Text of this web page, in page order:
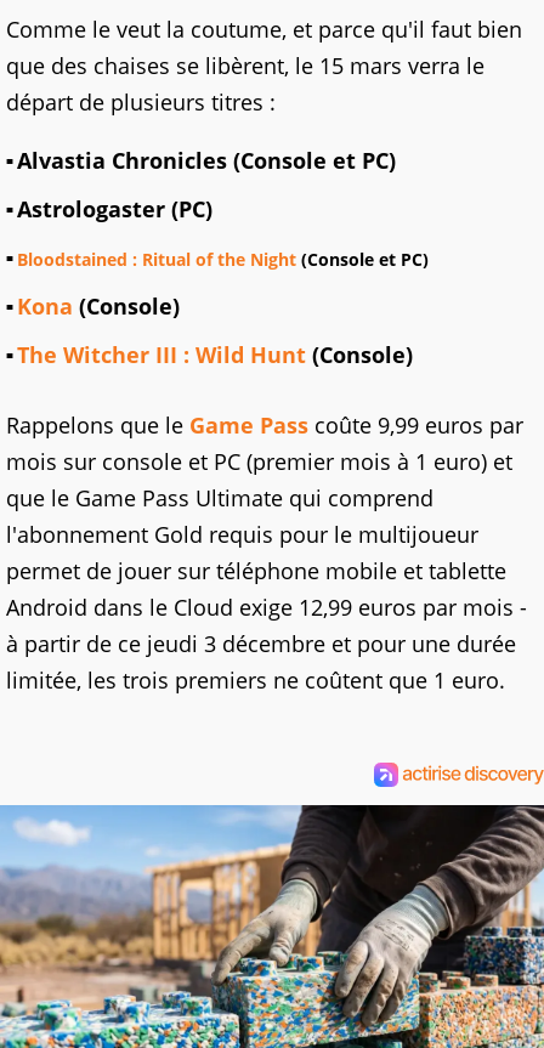
Comme le veut la coutume, et parce qu'il faut bien
que des chaises se libèrent, le 15 mars verra le
départ de plusieurs titres :
Alvastia Chronicles (Console et PC)
Astrologaster (PC)
Bloodstained : Ritual of the Night (Console et PC)
Kona (Console)
The Witcher III : Wild Hunt (Console)
Rappelons que le Game Pass coûte 9,99 euros par
mois sur console et PC (premier mois à 1 euro) et
que le Game Pass Ultimate qui comprend
l'abonnement Gold requis pour le multijoueur
permet de jouer sur téléphone mobile et tablette
Android dans le Cloud exige 12,99 euros par mois -
à partir de ce jeudi 3 décembre et pour une durée
limitée, les trois premiers ne coûtent que 1 euro.